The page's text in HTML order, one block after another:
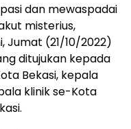
dan mewaspadai
misterius,
Jumat (21/10/2022)
ditujukan kepada
Bekasi, kepala
klinik se-Kota